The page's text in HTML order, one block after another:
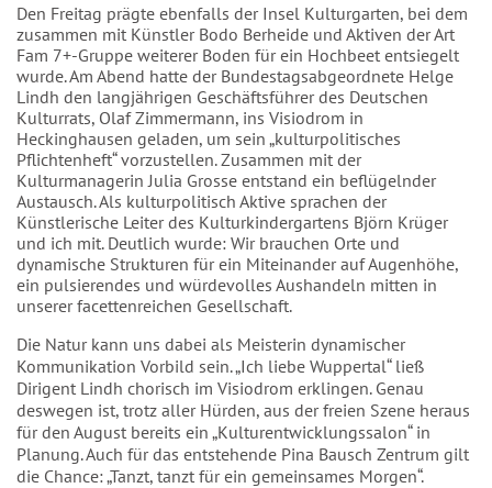
Den Freitag prägte ebenfalls der Insel Kulturgarten, bei dem
zusammen mit Künstler Bodo Berheide und Aktiven der Art
Fam 7+-Gruppe weiterer Boden für ein Hochbeet entsiegelt
wurde. Am Abend hatte der Bundestagsabgeordnete Helge
Lindh den langjährigen Geschäftsführer des Deutschen
Kulturrats, Olaf Zimmermann, ins Visiodrom in
Heckinghausen geladen, um sein „kulturpolitisches
Pflichtenheft“ vorzustellen. Zusammen mit der
Kulturmanagerin Julia Grosse entstand ein beflügelnder
Austausch. Als kulturpolitisch Aktive sprachen der
Künstlerische Leiter des Kulturkindergartens Björn Krüger
und ich mit. Deutlich wurde: Wir brauchen Orte und
dynamische Strukturen für ein Miteinander auf Augenhöhe,
ein pulsierendes und würdevolles Aushandeln mitten in
unserer facettenreichen Gesellschaft.
Die Natur kann uns dabei als Meisterin dynamischer
Kommunikation Vorbild sein. „Ich liebe Wuppertal“ ließ
Dirigent Lindh chorisch im Visiodrom erklingen. Genau
deswegen ist, trotz aller Hürden, aus der freien Szene heraus
für den August bereits ein „Kulturentwicklungssalon“ in
Planung. Auch für das entstehende Pina Bausch Zentrum gilt
die Chance: „Tanzt, tanzt für ein gemeinsames Morgen“.